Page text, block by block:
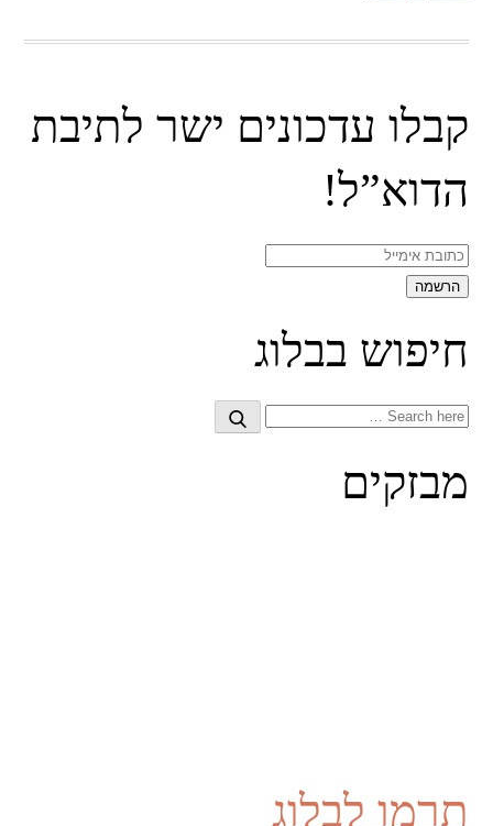
קבלו עדכונים ישר לתיבת
הדוא”ל!
חיפוש בבלוג
Search
Search
מבזקים
תרמו לבלוג